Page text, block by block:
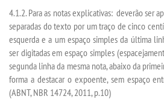
EXTENSÃO
FLUXOS
MANUAIS
4.1.2. Para as notas explicativas: deverão ser
separadas do texto por um traço de cinco
esquerda e a um espaço simples da última
ser digitadas em espaço simples
segunda linha da mesma nota, abaixo da
forma a destacar o expoente, sem espaço
(ABNT, NBR 14724, 2011, p.10)